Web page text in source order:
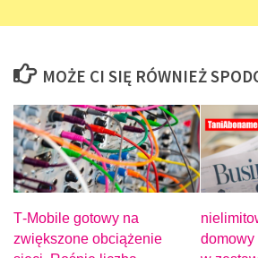
MOŻE CI SIĘ RÓWNIEŻ
T‑Mobile gotowy na
zwiększone obciążenie
domowy